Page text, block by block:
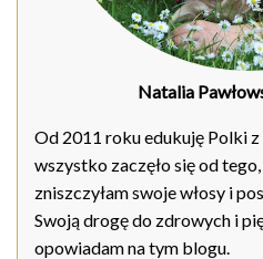
Natalia
Od 2011 roku edukuję Polki
wszystko zaczęło się od
zniszczyłam swoje włosy i
Swoją drogę do zdrowych i
opowiadam na tym blogu.